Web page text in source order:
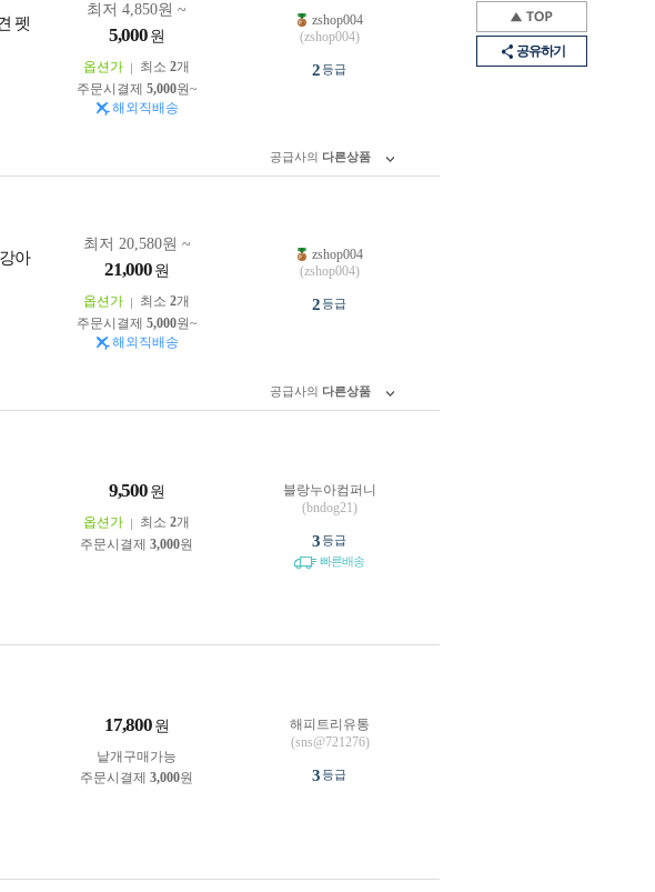
공유하기
펫
최저 4,850원 ~
5,000 원
옵션가 최소 2개
주문시결제 5,000원~
해외직배송
zshop004
(zshop004)
2등급
공급사의 다른상품
아
최저 20,580원 ~
21,000 원
옵션가 최소 2개
주문시결제 5,000원~
해외직배송
zshop004
(zshop004)
2등급
공급사의 다른상품
9,500 원
옵션가 최소 2개
주문시결제 3,000원
블랑누아컴퍼니
(bndog21)
3등급
빠른배송
17,800 원
낱개구매가능
주문시결제 3,000원
해피트리유통
(sns@721276)
3등급